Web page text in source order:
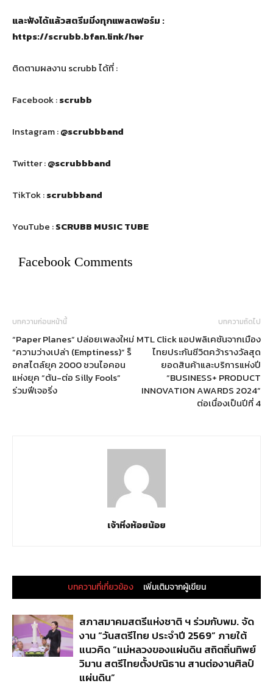
และฟังได้แล้วสตรีมมิ่งทุกแพลตฟอร์ม :
https://scrubb.bfan.link/her
ติดตามผลงาน scrubb ได้ที่ :
Facebook :scrubb
Instagram :@scrubbband
Twitter :@scrubbband
TikTok :scrubbband
YouTube :SCRUBB MUSIC TUBE
Facebook Comments
บทความก่อนหน้านี้
“Paper Planes” ปล่อยเพลงใหม่
“ความว่างเปล่า (Emptiness)” ร็
อกสไตล์ยุค 2000 ชวนไอคอน
แห่งยุค “ต้น-ต่อ Silly Fools”
ร่วมฟีเจอริ่ง
บทความถัดไป
MTL Click แอปพลิเคชันจากเมือง
ไทยประกันชีวิตคว้ารางวัลสุด
ยอดสินค้าและบริการแห่งปี
“BUSINESS+ PRODUCT
INNOVATION AWARDS 2024”
ต่อเนื่องเป็นปีที่ 4
เจ้าหิ่งห้อยน้อย
บทความที่เกี่ยวข้อง เพิ่มเติมจากผู้เขียน
สภาสมาคมสตรีแห่งชาติ ฯ ร่วมกับพม. จัด
งาน “วันสตรีไทย ประจำปี 2569” ภายใต้
แนวคิด “แม่หลวงของแผ่นดิน สถิตถิ่นทิพย์
วิมาน สตรีไทยตั้งปณิธาน สานต่องานศิลป์
แผ่นดิน”